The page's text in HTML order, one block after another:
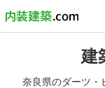
建
奈良県のダーツ・